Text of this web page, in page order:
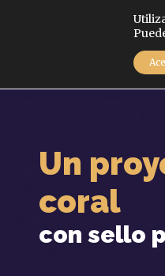
Un
coral
con sello